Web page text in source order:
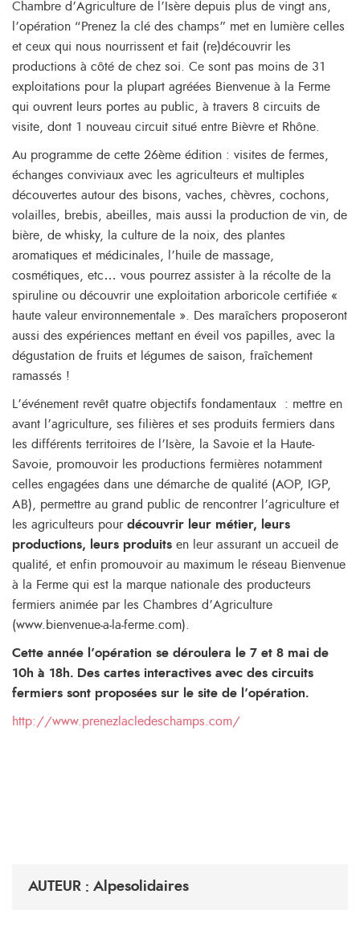
Chambre d’Agriculture de l’Isère depuis plus de vingt ans,
l’opération “Prenez la clé des champs” met en lumière celles
et ceux qui nous nourrissent et fait (re)découvrir les
productions à côté de chez soi. Ce sont pas moins de 31
exploitations pour la plupart agréées Bienvenue à la Ferme
qui ouvrent leurs portes au public, à travers 8 circuits de
visite, dont 1 nouveau circuit situé entre Bièvre et Rhône.
Au programme de cette 26ème édition : visites de fermes,
échanges conviviaux avec les agriculteurs et multiples
découvertes autour des bisons, vaches, chèvres, cochons,
volailles, brebis, abeilles, mais aussi la production de vin, de
bière, de whisky, la culture de la noix, des plantes
aromatiques et médicinales, l’huile de massage,
cosmétiques, etc… vous pourrez assister à la récolte de la
spiruline ou découvrir une exploitation arboricole certifiée «
haute valeur environnementale ». Des maraîchers proposeront
aussi des expériences mettant en éveil vos papilles, avec la
dégustation de fruits et légumes de saison, fraîchement
ramassés !
L’événement revêt quatre objectifs fondamentaux : mettre en
avant l’agriculture, ses filières et ses produits fermiers dans
les différents territoires de l’Isère, la Savoie et la Haute-
Savoie, promouvoir les productions fermières notamment
celles engagées dans une démarche de qualité (AOP, IGP,
AB), permettre au grand public de rencontrer l’agriculture et
les agriculteurs pour découvrir leur métier, leurs
productions, leurs produits en leur assurant un accueil de
qualité, et enfin promouvoir au maximum le réseau Bienvenue
à la Ferme qui est la marque nationale des producteurs
fermiers animée par les Chambres d’Agriculture
(www.bienvenue-a-la-ferme.com).
Cette année l’opération se déroulera le 7 et 8 mai de
10h à 18h. Des cartes interactives avec des circuits
fermiers sont proposées sur le site de l’opération.
http://www.prenezlacledeschamps.com/
AUTEUR : Alpesolidaires